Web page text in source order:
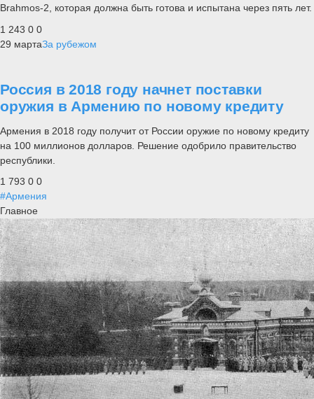
Brahmos-2, которая должна быть готова и испытана через пять лет.
1 243 0 0
29 мартаЗа рубежом
Россия в 2018 году начнет поставки
оружия в Армению по новому кредиту
Армения в 2018 году получит от России оружие по новому кредиту
на 100 миллионов долларов. Решение одобрило правительство
республики.
1 793 0 0
#Армения
Главное